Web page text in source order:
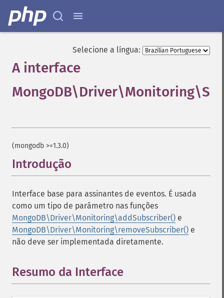
Selecione a língua:
A interface
(mongodb >=1.3.0)
Introdução
Interface base para assinantes de eventos. É usada
como um tipo de parâmetro nas funções
MongoDB\Driver\Monitoring\addSubscriber() e
MongoDB\Driver\Monitoring\removeSubscriber() e
não deve ser implementada diretamente.
Resumo da Interface